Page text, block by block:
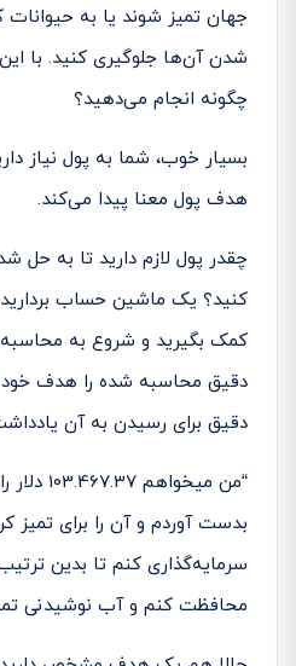
جهان تمیز شوند یا به
شدن آن‌ها جلوگیری کنید. با
چگونه انجام می­‌دهید؟
بسیار خوب، شما به پول نیاز
هدف پول معنا پیدا می­‌کند.
چقدر پول لازم دارید تا به
کنید؟ یک ماشین حساب بردارید.
کمک بگیرید و شروع به
دقیق محاسبه شده را هدف خود
دقیق برای رسیدن به آن
بدست آوردم و آن را برای تمیز
سرمایه­‌گذاری کنم تا بدین
محافظت کنم و آب نوشیدنی